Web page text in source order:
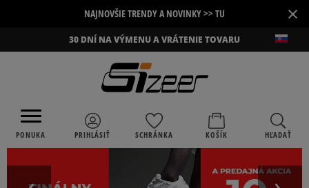
NAJNOVŠIE TRENDY A NOVINKY >> TU ×
30 DNÍ NA VÝMENU A VRÁTENIE TOVARU
PONUKA PRIHLÁSIŤ SCHRÁNKA KOŠÍK HĽADAŤ